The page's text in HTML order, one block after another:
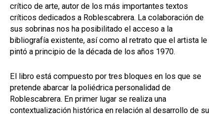
crítico de arte, autor de los más importantes textos
críticos dedicados a Roblescabrera. La colaboración de
sus sobrinas nos ha posibilitado el acceso a la
bibliografía existente, así como al retrato que el artista le
pintó a principio de la década de los años 1970.
El libro está compuesto por tres bloques en los que se
pretende abarcar la poliédrica personalidad de
Roblescabrera. En primer lugar se realiza una
contextualización histórica en relación al desarrollo de su